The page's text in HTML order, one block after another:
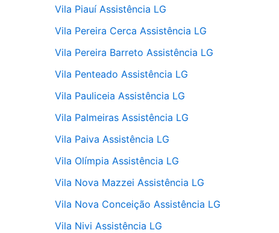
Vila Piauí Assistência LG
Vila Pereira Cerca Assistência LG
Vila Pereira Barreto Assistência LG
Vila Penteado Assistência LG
Vila Pauliceia Assistência LG
Vila Palmeiras Assistência LG
Vila Paiva Assistência LG
Vila Olímpia Assistência LG
Vila Nova Mazzei Assistência LG
Vila Nova Conceição Assistência LG
Vila Nivi Assistência LG